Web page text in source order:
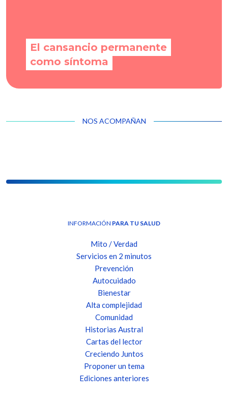
INFORMACIÓNPARA TU SALUD
Mito / Verdad
Servicios en 2 minutos
Prevención
Autocuidado
Bienestar
Alta complejidad
Comunidad
Historias Austral
Cartas del lector